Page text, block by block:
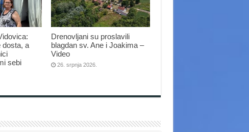
dosta, a
sebi
Drenovljani su proslavili
blagdan sv. Ane i Joakima –
Video
26. srpnja 2026.